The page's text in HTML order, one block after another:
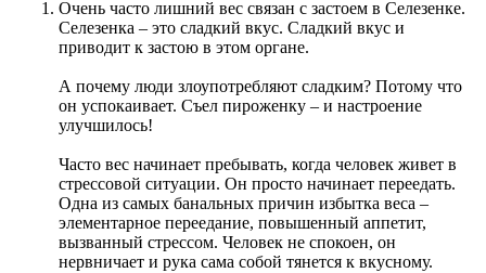
Очень часто лишний вес связан с застоем в Селезенке.
Селезенка – это сладкий вкус. Сладкий вкус и
приводит к застою в этом органе.
А почему люди злоупотребляют сладким? Потому что
он успокаивает. Съел пироженку – и настроение
улучшилось!
Часто вес начинает пребывать, когда человек живет в
стрессовой ситуации. Он просто начинает переедать.
Одна из самых банальных причин избытка веса –
элементарное переедание, повышенный аппетит,
вызванный стрессом. Человек не спокоен, он
нервничает и рука сама собой тянется к вкусному.